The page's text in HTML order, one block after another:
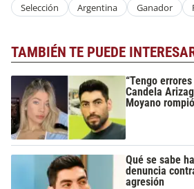
Selección Argentina Ganador
TAMBIÉN TE PUEDE
“Tengo
Candela
Moyano
Qué se sabe
denuncia
agresión